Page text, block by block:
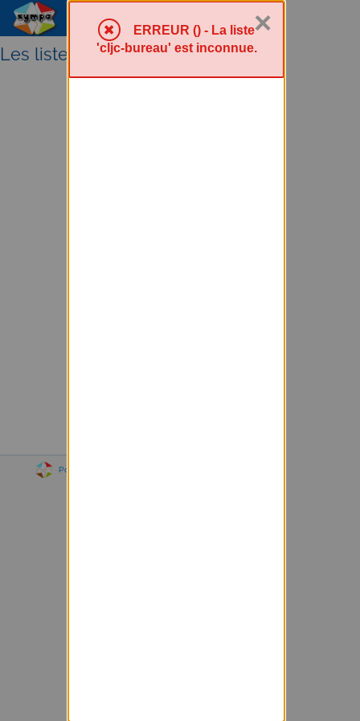
Menu Sympa
Les listes sympa au PIC
Powered by Sympa 6.2.70
ERREUR () - La liste
'cljc-bureau' est inconnue.
×